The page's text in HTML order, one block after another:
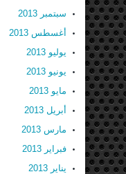
سبتمبر 2013
أغسطس 2013
يوليو 2013
يونيو 2013
مايو 2013
أبريل 2013
مارس 2013
فبراير 2013
يناير 2013